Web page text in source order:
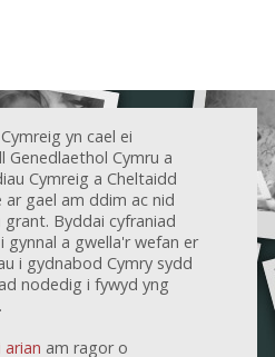
yn cael ei
Genedlaethol Cymru a
Cymreig a Cheltaidd
ar gael am ddim ac nid
Byddai cyfraniad
gynnal a gwella'r wefan er
i gydnabod Cymry sydd
nodedig i fywyd yng
am ragor o